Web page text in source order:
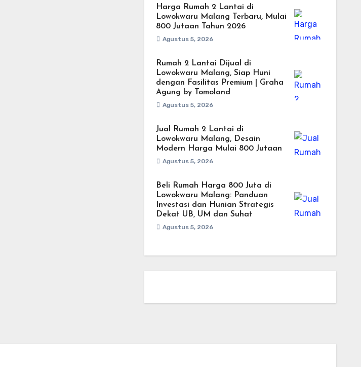
Harga Rumah 2 Lantai di
Lowokwaru Malang Terbaru, Mulai
800 Jutaan Tahun 2026
Agustus 5, 2026
Rumah 2 Lantai Dijual di
Lowokwaru Malang, Siap Huni
dengan Fasilitas Premium | Graha
Agung by Tomoland
Agustus 5, 2026
Jual Rumah 2 Lantai di
Lowokwaru Malang, Desain
Modern Harga Mulai 800 Jutaan
Agustus 5, 2026
Beli Rumah Harga 800 Juta di
Lowokwaru Malang: Panduan
Investasi dan Hunian Strategis
Dekat UB, UM dan Suhat
Agustus 5, 2026